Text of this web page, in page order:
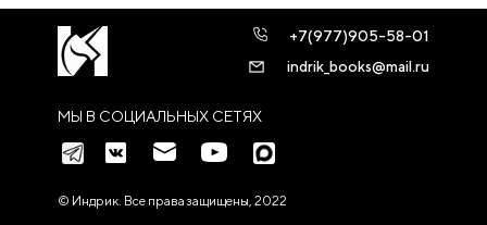
МЫ В СОЦИАЛЬНЫХ СЕТЯХ
+7(977)905-58-01
indrik_books@mail.ru
© Индрик. Все права защищены, 2022